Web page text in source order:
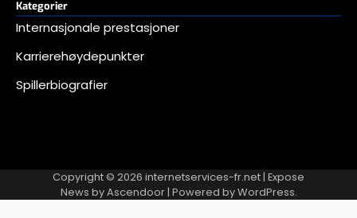
Kategorier
Internasjonale prestasjoner
Karrierehøydepunkter
Spillerbiografier
Copyright © 2026 internetservices-fr.net| Expose
News byAscendoor| Powered byWordPress.